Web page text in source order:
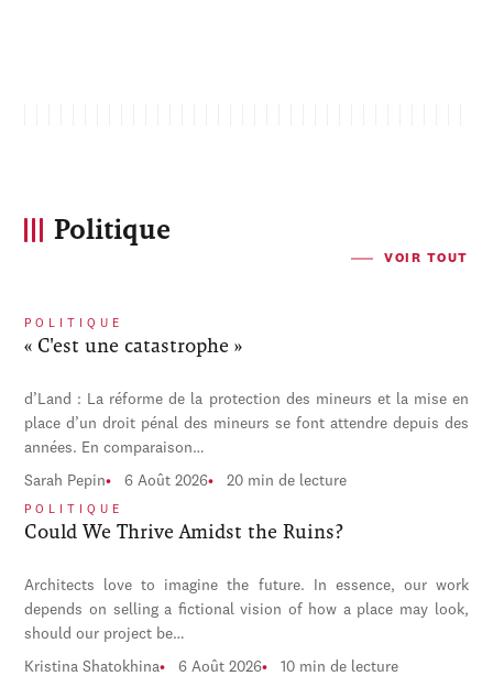
Politique
VOIR TOUT
POLITIQUE
« C'est une catastrophe »
d’Land : La réforme de la protection des mineurs et la mise en
place d’un droit pénal des mineurs se font attendre depuis des
années. En comparaison…
Sarah Pepin 6 Août 2026 20 min de lecture
POLITIQUE
Could We Thrive Amidst the Ruins?
Architects love to imagine the future. In essence, our work
depends on selling a fictional vision of how a place may look,
should our project be…
Kristina Shatokhina 6 Août 2026 10 min de lecture